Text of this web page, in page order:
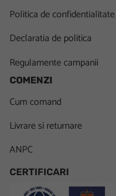
Politica de confidentialitate
Declaratia de politica
Regulamente campanii
COMENZI
Cum comand
Livrare si returnare
ANPC
CERTIFICARI